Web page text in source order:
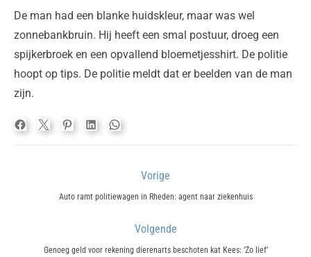
De man had een blanke huidskleur, maar was wel
zonnebankbruin. Hij heeft een smal postuur, droeg een
spijkerbroek en een opvallend bloemetjesshirt. De politie
hoopt op tips. De politie meldt dat er beelden van de man
zijn.
navigatie
Vorige
Previous
Auto ramt politiewagen in Rheden: agent naar ziekenhuis
Volgende
Next
Genoeg geld voor rekening dierenarts beschoten kat Kees: ‘Zo lief’